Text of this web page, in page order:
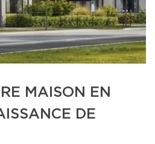
MAISON EN
DE